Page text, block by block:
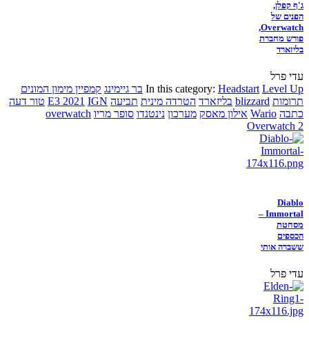
ג'ף קפלן,
הפנים של
Overwatch,
פורש מחברת
בליזארד
עדי פרל
In this category: Headstart Level Up בר גיימינג קמפיין מימון המונים
תרומות blizzard בליזארד הטרדה מינית תביעה E3 2021 IGN
טור דעה
כתבה Wario אילון מאסק מערכון נינטנדו סופר מריו overwatch
Overwatch 2
Diablo
Immortal –
מסחטת
הכספים
ששברה אותי
עדי פרל